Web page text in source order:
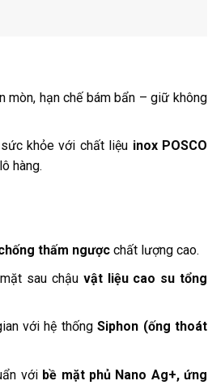
mòn, hạn chế bám bẩn – giữ không
khỏe với chất liệu inox POSCO
hàng.
thấm ngược chất lượng cao.
sau chậu vật liệu cao su tổng
với hệ thốngSiphon (ống thoát
với bề mặt phủ Nano Ag+, ứng